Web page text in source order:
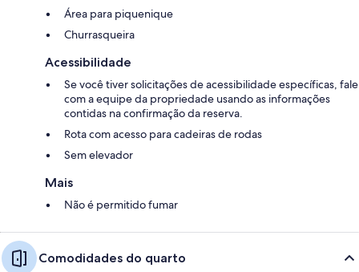
Área para piquenique
Churrasqueira
Acessibilidade
Se você tiver solicitações de acessibilidade específicas, fale
com a equipe da propriedade usando as informações
contidas na confirmação da reserva.
Rota com acesso para cadeiras de rodas
Sem elevador
Mais
Não é permitido fumar
Comodidades do quarto